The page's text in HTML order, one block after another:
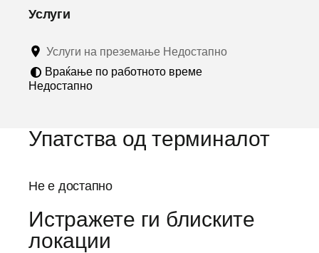
о
р
Услуги
Услуги на преземање Недостапно
Враќање по работното време
Недостапно
Упатства од терминалот
Не е достапно
Истражете ги блиските
локации